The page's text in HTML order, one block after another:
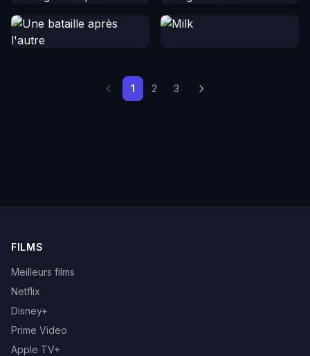
1 2 3
FILMS
Meilleurs films
Netflix
Disney+
Prime Video
Apple TV+